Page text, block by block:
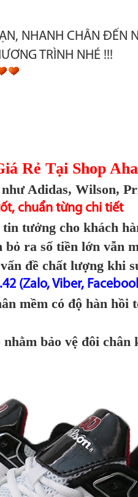
NHANH CHÂN ĐẾN
TRÌNH NHÉ !!!
Rẻ Tại Shop Aha
Adidas, Wilson,
chuẩn từng chi tiết
tưởng cho khách
ra số tiền lớn vẫn
đề chất lượng khi
(Zalo, Viber,
mềm có độ hàn
bảo vệ đôi chân